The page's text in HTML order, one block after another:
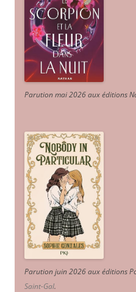
Parution mai 2026 aux éditions
Parution juin 2026 aux éditions
Saint-Gal.